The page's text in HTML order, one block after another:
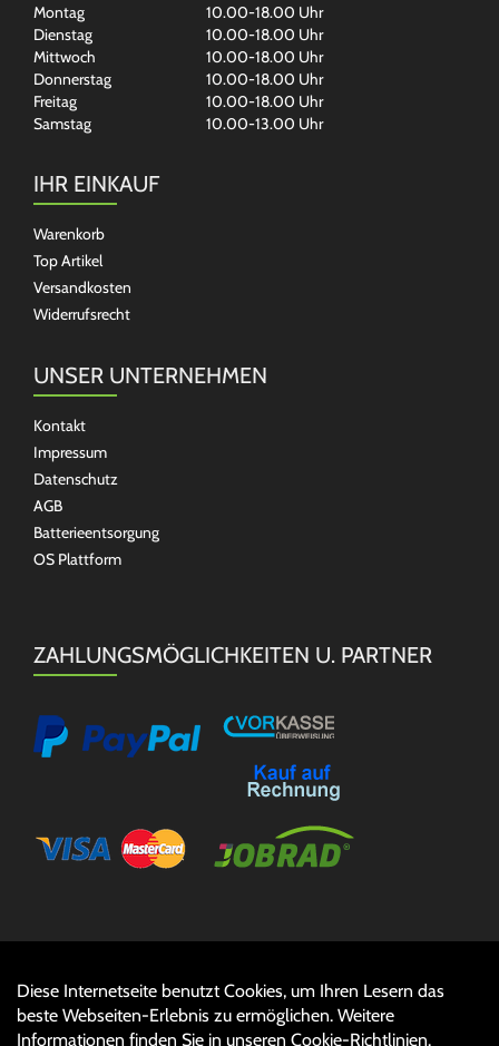
Montag
10.00-18.00 Uhr
Dienstag
10.00-18.00 Uhr
Mittwoch
10.00-18.00 Uhr
Donnerstag
10.00-18.00 Uhr
Freitag
10.00-18.00 Uhr
Samstag
10.00-13.00 Uhr
IHR EINKAUF
Warenkorb
Top Artikel
Versandkosten
Widerrufsrecht
UNSER UNTERNEHMEN
Kontakt
Impressum
Datenschutz
AGB
Batterieentsorgung
OS Plattform
ZAHLUNGSMÖGLICHKEITEN U. PARTNER
Diese Internetseite benutzt Cookies, um Ihren Lesern das
beste Webseiten-Erlebnis zu ermöglichen. Weitere
Informationen finden Sie in unseren Cookie-Richtlinien.
Auftrag widerrufen